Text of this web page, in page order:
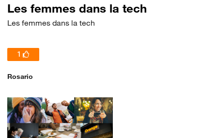
Les femmes dans la tech
Les femmes dans la tech
1
Rosario